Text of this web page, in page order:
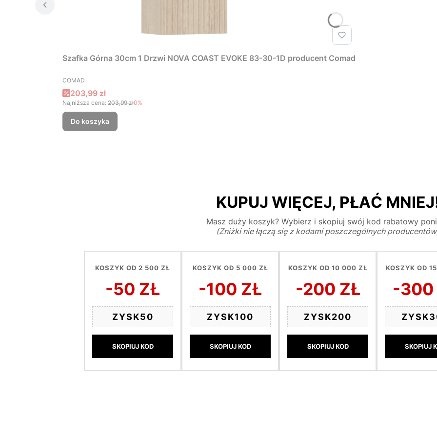
Szafka Górna 30cm 1 Drzwi NOVA COAST EVOKE 83-30-1D producent Comad
PRODUCENT
COMAD
Cena promocyjna
203,99 zł
Najniższa cena: 203,99 zł0%
Do koszyka
KUPUJ WIĘCEJ, PŁAĆ
Masz duży koszyk? Wybierz i skopiuj swój kod rabatowy
(Zniżki nie łączą się z kodami poszczególnych
KOSZYK OD 2 500 ZŁ
-50 ZŁ
ZYSK50
SKOPIUJ KOD
KOSZYK OD 5 000 ZŁ
-100 ZŁ
ZYSK100
SKOPIUJ KOD
KOSZYK OD 10 000 ZŁ
-200 ZŁ
ZYSK200
SKOPIUJ KOD
KOSZYK OD
-300
SKOPIUJ